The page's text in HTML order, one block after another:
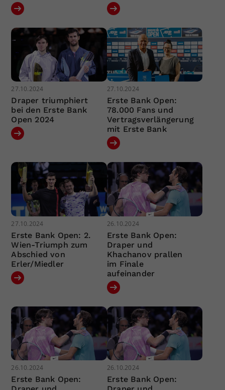
27.10.2024
Draper triumphiert
bei den Erste Bank
Open 2024
27.10.2024
Erste Bank Open:
78.000 Fans und
Vertragsverlängerung
mit Erste Bank
27.10.2024
Erste Bank Open: 2.
Wien-Triumph zum
Abschied von
Erler/Miedler
26.10.2024
Erste Bank Open:
Draper und
Khachanov prallen
im Finale
aufeinander
26.10.2024
Erste Bank Open:
26.10.2024
Erste Bank Open: